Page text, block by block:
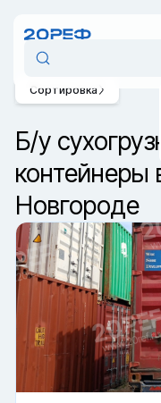
Б/у
Новгороде
Сортировка